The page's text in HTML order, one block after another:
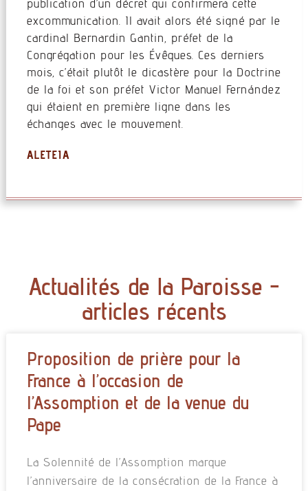
publication d’un décret qui confirmera cette
excommunication. Il avait alors été signé par le
cardinal Bernardin Gantin, préfet de la
Congrégation pour les Évêques. Ces derniers
mois, c’était plutôt le dicastère pour la Doctrine
de la foi et son préfet Victor Manuel Fernández
qui étaient en première ligne dans les
échanges avec le mouvement.
ALETEIA
Actualités de la Paroisse -
articles récents
Proposition de prière pour la
France à l’occasion de
l’Assomption et de la venue du
Pape
La Solennité de l’Assomption marque
l’anniversaire de la consécration de la France à